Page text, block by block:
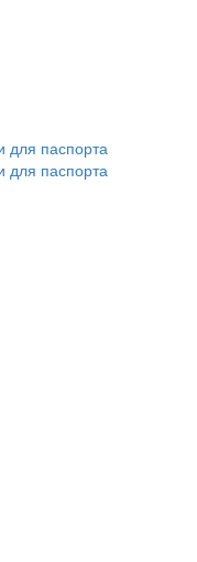
для паспорта
для паспорта